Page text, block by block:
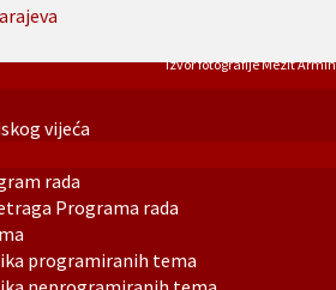
vijeća
rada
Programa rada
programiranih tema
Izvor fotografije Mezit Armin